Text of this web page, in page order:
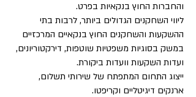
והחברות החוץ בנקאיות בפרט.
ליווי השחקנים הגדולים ביותר, לרבות בתי
ההשקעות והשחקנים החוץ בנקאיים המרכזיים
במשק בסוגיות משפטיות שוטפות, דירקטוריונים,
ועדות השקעות וועדות ביקורת.
ייצוג התחום המתפתח של שירותי תשלום,
ארנקים דיגיטליים וקריפטו.